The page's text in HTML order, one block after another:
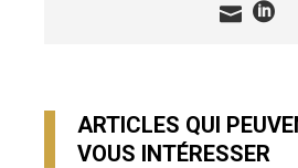
ARTICLES QUI
VOUS INTÉRESSER